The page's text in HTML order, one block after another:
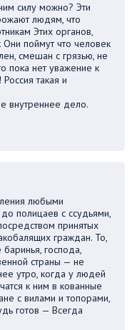
силу можно? Эти
людям, что
Этих органов,
Они поймут что человек
смешан с грязью, не
пока нет уважение к
такая и
внутреннее дело.
любыми
полицаев с ссудьями,
принятых
граждан. То,
господа,
страны — не
утро, когда у людей
к ним в кованные
с вилами и топорами,
готов — Всегда